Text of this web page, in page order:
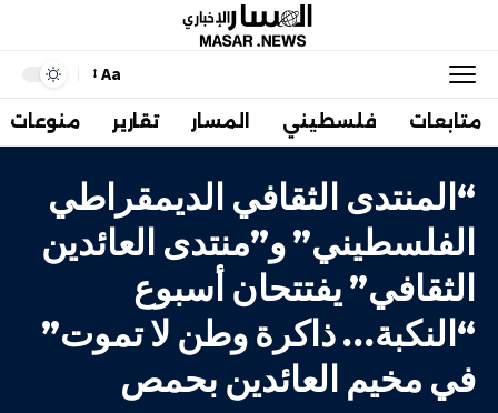
Aa
متابعات فلسطيني المسار تقارير منوعات
“المنتدى الثقافي الديمقراطي
الفلسطيني” و”منتدى العائدين
الثقافي” يفتتحان أسبوع
“النكبة… ذاكرة وطن لا تموت”
في مخيم العائدين بحمص